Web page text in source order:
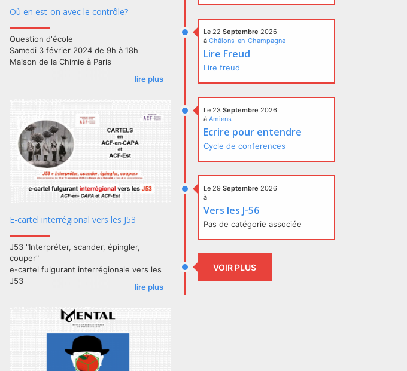
Où en est-on avec le contrôle?
Question d'école
Samedi 3 février 2024 de 9h à 18h
Maison de la Chimie à Paris
Matin : Où en est-on du contrôle ?
lire plus
E-cartel interrégional vers les J53
J53 "Interpréter, scander, épingler,
couper"
e-cartel fulgurant interrégionale vers les
J53
lire plus
Le 22Septembre 2026
àChâlons-en-Champagne
Lire Freud
Lire freud
Le 23Septembre 2026
àAmiens
Ecrire pour entendre
Cycle de conferences
Le 29Septembre 2026
à
Vers les J-56
Pas de catégorie associée
VOIR PLUS